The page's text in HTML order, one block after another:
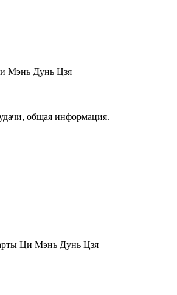
Мэнь Дунь Цзя
общая информация.
Ци Мэнь Дунь Цзя